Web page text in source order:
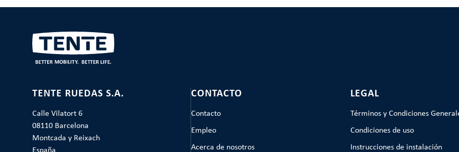
TENTE RUEDAS S.A.
Calle Vilatort 6
08110 Barcelona
Montcada y Reixach
CONTACTO
Contacto
Empleo
Acerca de nosotros
LEGAL
Términos y Condiciones
Condiciones de uso
Instrucciones de instalación